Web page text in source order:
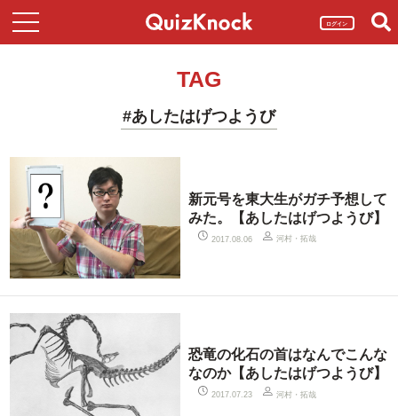
ログイン
TAG
#あしたはげつようび
新元号を東大生がガチ予想して
みた。【あしたはげつようび】
2017.08.06 河村・拓哉
恐竜の化石の首はなんでこんな
なのか【あしたはげつようび】
2017.07.23 河村・拓哉